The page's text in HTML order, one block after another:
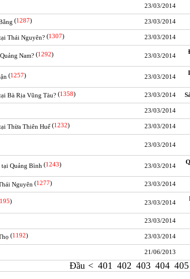
23/03/2014
(1287) 23/03/2014
Thái Nguyên?(1307) 23/03/2014
Nam? (1292) 23/03/2014
(1257) 23/03/2014
Bà Rịa Vũng Tàu? (1358) 23/03/2014
23/03/2014
Thừa Thiên Huế (1232) 23/03/2014
23/03/2014
tại Quảng Bình(1243) 23/03/2014
Nguyên (1277) 23/03/2014
) 23/03/2014
23/03/2014
(1192) 23/03/2014
21/06/2013
Đầu < 401 402 403 404 405